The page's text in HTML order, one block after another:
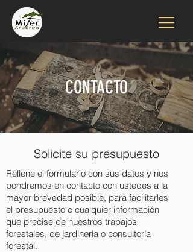
CONTACTO
Solicite su presupuesto
Rellene el formulario con sus datos y nos
pondremos en contacto con ustedes a la
mayor brevedad posible, para facilitarles
el presupuesto o cualquier información
que precise de nuestros trabajos
forestales, de jardinería o consultoría
forestal.